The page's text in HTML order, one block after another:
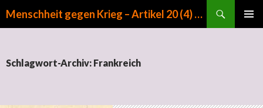
Menschheit gegen Krieg – Artikel 20 (4) GG
Schlagwort-Archiv: Frankreich